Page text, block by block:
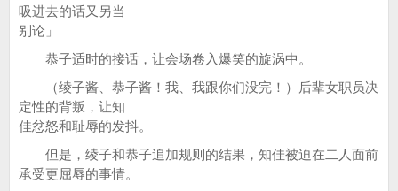
吸进去的话又另当
别论」
恭子适时的接话，让会场卷入爆笑的旋涡中。
（绫子酱、恭子酱！我、我跟你们没完！）后辈女职员决
定性的背叛，让知
佳忿怒和耻辱的发抖。
但是，绫子和恭子追加规则的结果，知佳被迫在二人面前
承受更屈辱的事情。